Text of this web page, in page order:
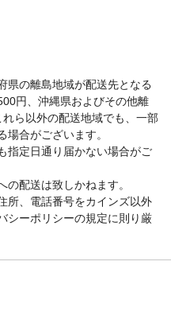
県の離島地域が配送先となる
円、沖縄県およびその他離
ら以外の配送地域でも、一部
合がございます。
指定日通り届かない場合がご
配送は致しかねます。
所、電話番号をカインズ以外
シーポリシーの規定に則り厳